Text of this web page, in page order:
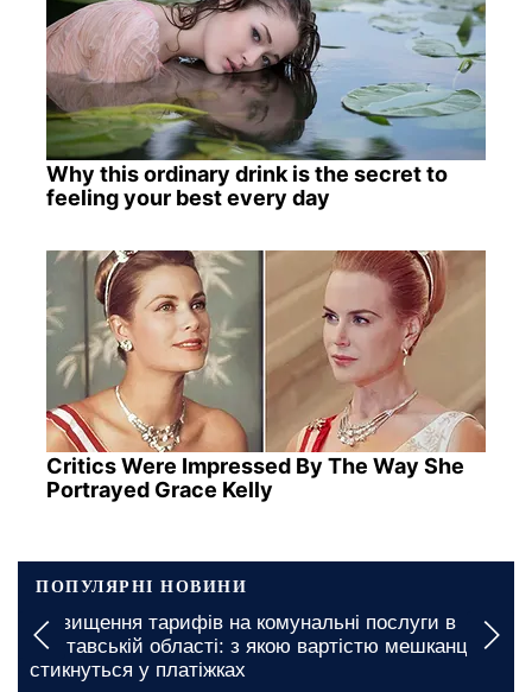
Why this ordinary drink is the secret to
feeling your best every day
Critics Were Impressed By The Way She
Portrayed Grace Kelly
ПОПУЛЯРНІ НОВИНИ
Безкоштовне житло для ВПО у Запоріжжі: кому
саме готові надати місце для проживання